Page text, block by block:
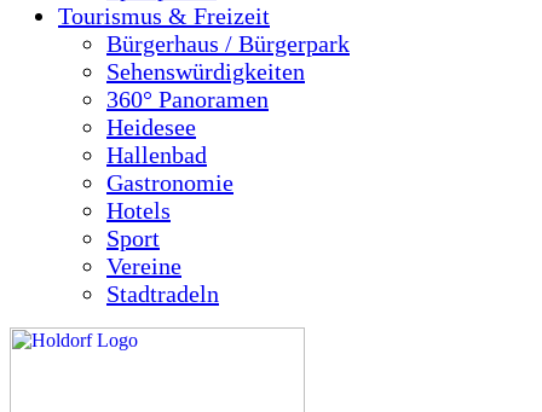
Tourismus & Freizeit
Bürgerhaus / Bürgerpark
Sehenswürdigkeiten
360° Panoramen
Heidesee
Hallenbad
Gastronomie
Hotels
Sport
Vereine
Stadtradeln